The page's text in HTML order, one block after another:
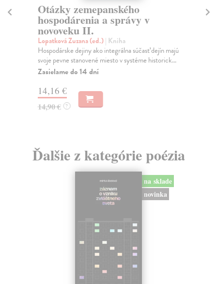
Otázky zemepanského
hospodárenia a správy v
novoveku II.
Lopatková Zuzana (ed.)| Kniha
Hospodárske dejiny ako integrálna súčasť dejín majú
svoje pevne stanovené miesto v systéme historick...
Zasielame do 14 dní
14,16 €
14,90 € ?
Ďalšie z kategórie poézia
na sklade
novinka